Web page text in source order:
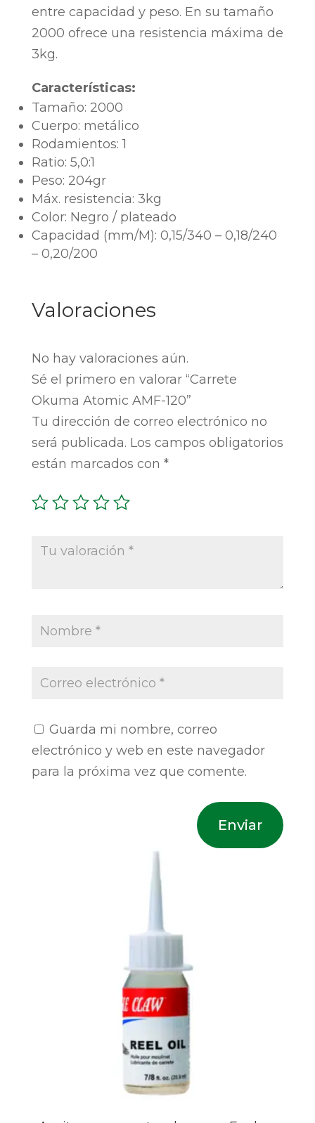
entre capacidad y peso. En su tamaño
2000 ofrece una resistencia máxima de
3kg.
Características:
Tamaño: 2000
Cuerpo: metálico
Rodamientos: 1
Ratio: 5,0:1
Peso: 204gr
Máx. resistencia: 3kg
Color: Negro / plateado
Capacidad (mm/M): 0,15/340 – 0,18/240
– 0,20/200
Valoraciones
No hay valoraciones aún.
Sé el primero en valorar “Carrete
Okuma Atomic AMF-120”
Tu dirección de correo electrónico no
será publicada. Los campos obligatorios
están marcados con *
Guarda mi nombre, correo
electrónico y web en este navegador
para la próxima vez que comente.